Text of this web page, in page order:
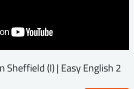
(I) | Easy English 2